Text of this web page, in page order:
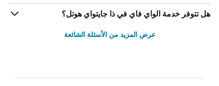
هل تتوفر خدمة الواي فاي في ذا جايتواي هوتل؟
عرض المزيد من الأسئلة الشائعة